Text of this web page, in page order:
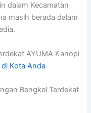
dalam Kecamatan
masih berada dalam
AYUMA Kanopi
Kota Anda
Bengkel Terdekat